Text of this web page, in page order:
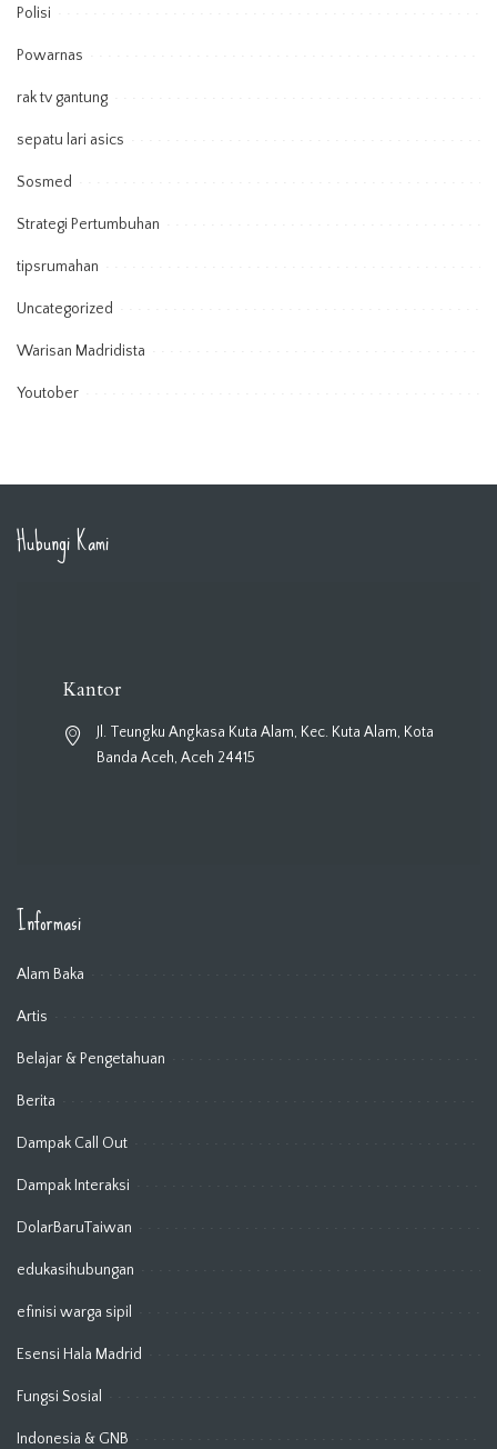
Polisi
Powarnas
rak tv gantung
sepatu lari asics
Sosmed
Strategi Pertumbuhan
tipsrumahan
Uncategorized
Warisan Madridista
Youtober
Hubungi Kami
Kantor
Jl. Teungku Angkasa Kuta Alam, Kec. Kuta Alam, Kota
Banda Aceh, Aceh 24415
Informasi
Alam Baka
Artis
Belajar & Pengetahuan
Berita
Dampak Call Out
Dampak Interaksi
DolarBaruTaiwan
edukasihubungan
efinisi warga sipil
Esensi Hala Madrid
Fungsi Sosial
Indonesia & GNB